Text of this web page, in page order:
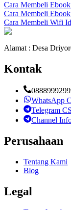
Cara Membeli
Cara Membeli
Cara Membeli Wifi
Alamat : Desa
Kontak
WhatsApp
Telegram CS
Channel
Perusahaan
Tentang Kami
Blog
Legal